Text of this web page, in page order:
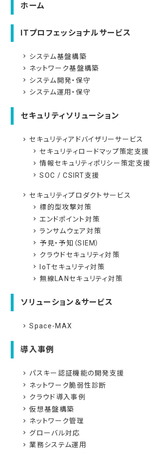
ホーム
ITプロフェッショナルサービス
navigate_next システム基盤構築
navigate_next ネットワーク基盤構築
navigate_next システム開発・保守
navigate_next システム運用・保守
セキュリティソリューション
navigate_next セキュリティアドバイザリーサービス
navigate_next セキュリティロードマップ策定支援
navigate_next 情報セキュリティポリシー策定支援
navigate_next SOC / CSIRT支援
navigate_next セキュリティプロダクトサービス
navigate_next 標的型攻撃対策
navigate_next エンドポイント対策
navigate_next ランサムウェア対策
navigate_next 予見・予知（SIEM）
navigate_next クラウドセキュリティ対策
navigate_next IoTセキュリティ対策
navigate_next 無線LANセキュリティ対策
ソリューション＆サービス
navigate_next Space-MAX
導入事例
navigate_next パスキー認証機能の開発支援
navigate_next ネットワーク脆弱性診断
navigate_next クラウド導入事例
navigate_next 仮想基盤構築
navigate_next ネットワーク管理
navigate_next グローバル対応
navigate_next 業務システム運用